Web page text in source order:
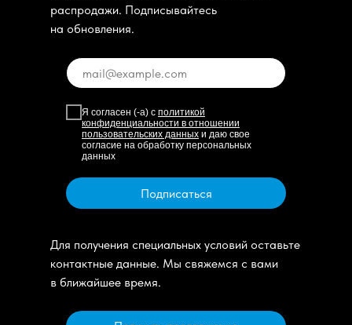
распродажи. Подписывайтесь
на обновления.
Я согласен (-а) с политикой
конфиденциальности в отношении
пользовательских данных и даю свое
согласие на обработку персональных
данных
Подписаться
Для получения специальных условий оставьте
контактные данные. Мы свяжемся с вами
в ближайшее время.